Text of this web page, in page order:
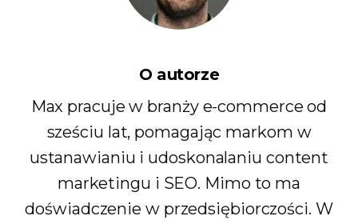
O autorze
Max pracuje w branży e-commerce od
sześciu lat, pomagając markom w
ustanawianiu i udoskonalaniu content
marketingu i SEO. Mimo to ma
doświadczenie w przedsiębiorczości. W